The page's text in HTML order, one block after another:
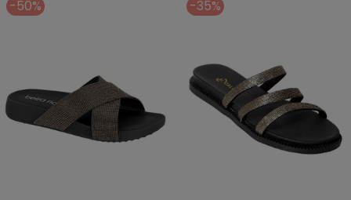
-50% -35%